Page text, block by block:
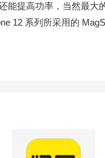
能提高功率，当然最大
12 系列所采用的